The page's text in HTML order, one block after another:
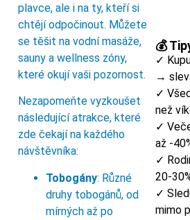
plavce, ale i na ty, kteří si
chtějí odpočinout. Můžete
se těšit na vodní masáže,
sauny a wellness zóny,
které okují vaši pozornost.
Nezapomeňte vyzkoušet
následující atrakce, které
zde čekají na každého
návštěvníka:
Tobogány: Různé
druhy tobogánů, od
mírných až po
💰
✓
→
✓
než
✓
až -
✓
20-
✓
mimo